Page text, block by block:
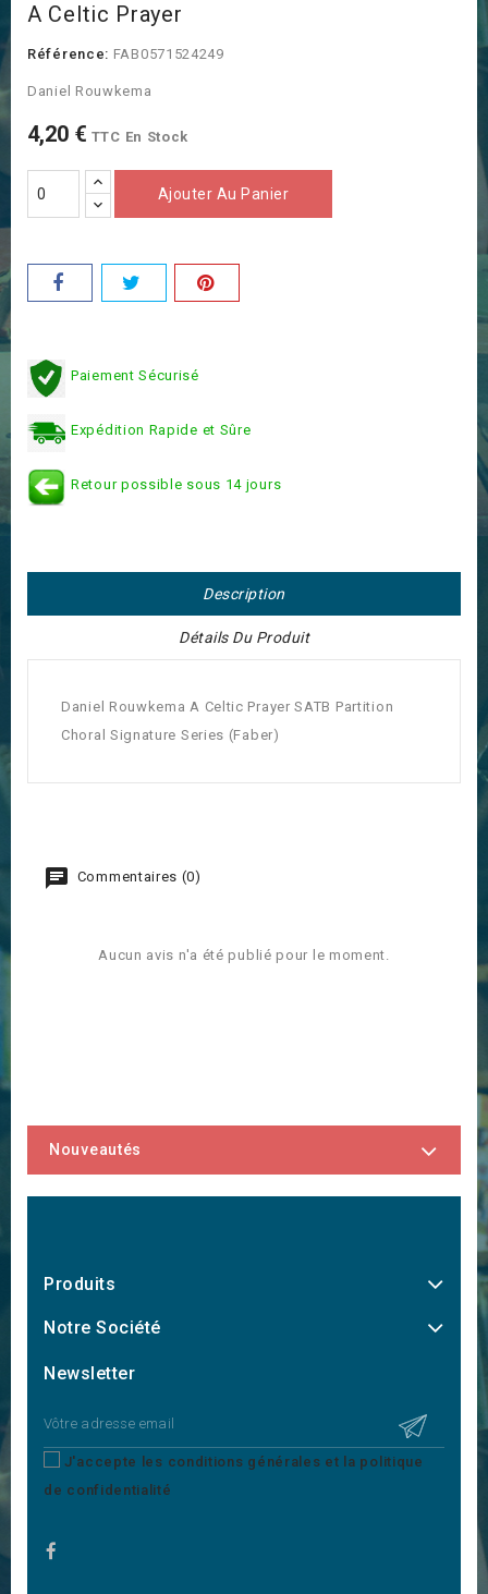
A Celtic Prayer
Référence: FAB0571524249
Daniel Rouwkema
4,20 € TTC En Stock
Ajouter Au Panier
Paiement Sécurisé
Expédition Rapide et Sûre
Retour possible sous 14 jours
Description
Détails Du Produit
Daniel Rouwkema A Celtic Prayer SATB Partition
Choral Signature Series (Faber)
Commentaires (0)
Aucun avis n'a été publié pour le moment.
Nouveautés
Produits
Notre Société
Newsletter
J'accepte les conditions générales et la politique
de confidentialité